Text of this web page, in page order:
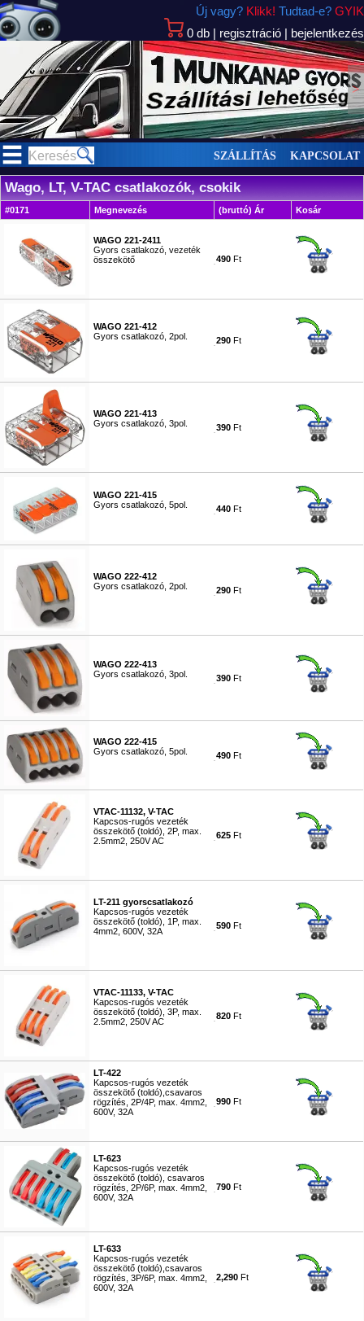
0 db | regisztráció | bejelentkezés
Új vagy? Klikk! Tudtad-e? GYIK
>
SZÁLLÍTÁS KAPCSOLAT
Wago, LT, V-TAC csatlakozók, csokik
#0171 Megnevezés (bruttó) Ár Kosár
WAGO 221-2411
Gyors csatlakozó, vezeték
összekötő
490 Ft
WAGO 221-412
Gyors csatlakozó, 2pol.
290 Ft
WAGO 221-413
Gyors csatlakozó, 3pol.
390 Ft
WAGO 221-415
Gyors csatlakozó, 5pol.
440 Ft
WAGO 222-412
Gyors csatlakozó, 2pol.
290 Ft
WAGO 222-413
Gyors csatlakozó, 3pol.
390 Ft
WAGO 222-415
Gyors csatlakozó, 5pol.
490 Ft
VTAC-11132, V-TAC
Kapcsos-rugós vezeték
összekötő (toldó), 2P, max.
2.5mm2, 250V AC
625 Ft
LT-211 gyorscsatlakozó
Kapcsos-rugós vezeték
összekötő (toldó), 1P, max.
4mm2, 600V, 32A
590 Ft
VTAC-11133, V-TAC
Kapcsos-rugós vezeték
összekötő (toldó), 3P, max.
2.5mm2, 250V AC
820 Ft
LT-422
Kapcsos-rugós vezeték
összekötő (toldó),csavaros
rögzítés, 2P/4P, max. 4mm2,
600V, 32A
990 Ft
LT-623
Kapcsos-rugós vezeték
összekötő (toldó), csavaros
rögzítés, 2P/6P, max. 4mm2,
600V, 32A
790 Ft
LT-633
Kapcsos-rugós vezeték
összekötő (toldó),csavaros
rögzítés, 3P/6P, max. 4mm2,
600V, 32A
2,290 Ft